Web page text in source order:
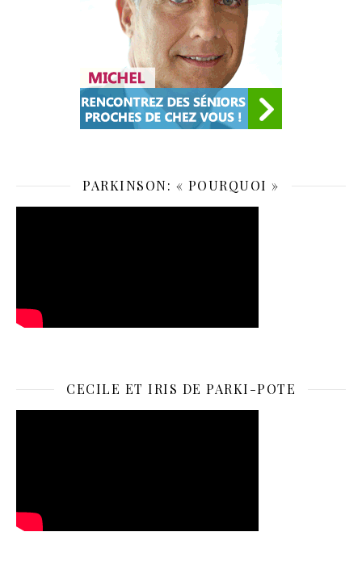
PARKINSON: « POURQUOI »
CECILE ET IRIS DE PARKI-POTE